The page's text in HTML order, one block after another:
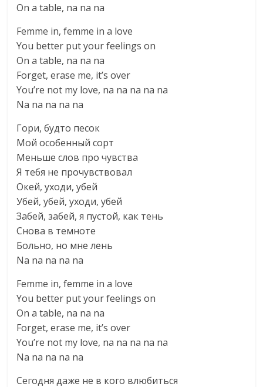
On a table, na na na
Femme in, femme in a love
You better put your feelings on
On a table, na na na
Forget, erase me, it’s over
You’re not my love, na na na na na
Na na na na na
Гори, будто песок
Мой особенный сорт
Меньше слов про чувства
Я тебя не прочувствовал
Окей, уходи, убей
Убей, убей, уходи, убей
Забей, забей, я пустой, как тень
Снова в темноте
Больно, но мне лень
Na na na na na
Femme in, femme in a love
You better put your feelings on
On a table, na na na
Forget, erase me, it’s over
You’re not my love, na na na na na
Na na na na na
Сегодня даже не в кого влюбиться